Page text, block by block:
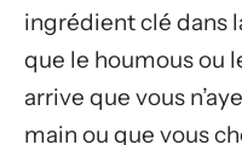
ingrédient clé dans
que le houmous ou
arrive que vous
main ou que vous